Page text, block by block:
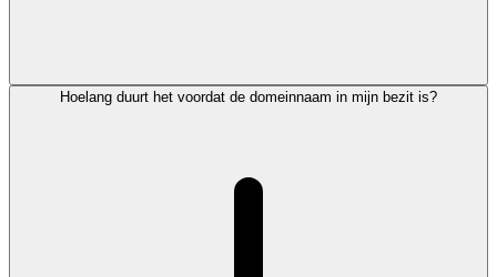
Hoelang duurt het voordat de domeinnaam in mijn bezit is?